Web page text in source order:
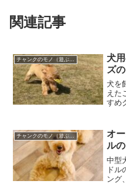
関連記事
チャンクのモノ（遊ぶ、しつける、身に着ける）
犬
ズ
犬を
えた
すめ
オ
ル
中型
ドル
ング